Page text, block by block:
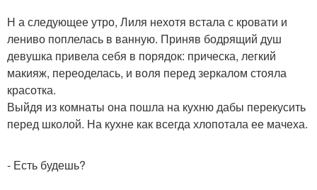
Н а следующее утро, Лиля нехотя встала с кровати и
лениво поплелась в ванную. Приняв бодрящий душ
девушка привела себя в порядок: прическа, легкий
макияж, переоделась, и воля перед зеркалом стояла
красотка.
Выйдя из комнаты она пошла на кухню дабы перекусить
перед школой. На кухне как всегда хлопотала ее мачеха.
- Есть будешь?